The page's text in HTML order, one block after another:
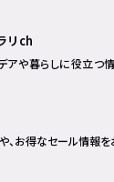
リch
アや暮らしに役立つ
お得なセール情報を